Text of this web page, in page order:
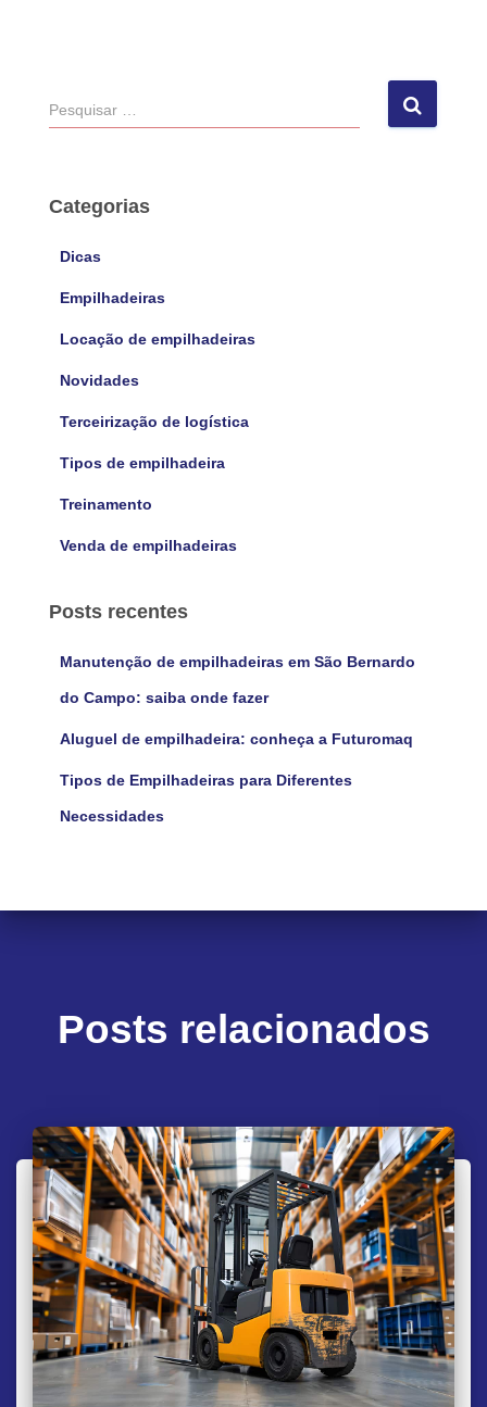
P
e
u
Categorias
Dicas
Empilhadeiras
Locação de empilhadeiras
Novidades
Terceirização de logística
Tipos de empilhadeira
Treinamento
Venda de empilhadeiras
Posts recentes
Manutenção de empilhadeiras em São Bernardo
do Campo: saiba onde fazer
Aluguel de empilhadeira: conheça a Futuromaq
Tipos de Empilhadeiras para Diferentes
Necessidades
Posts relacionados